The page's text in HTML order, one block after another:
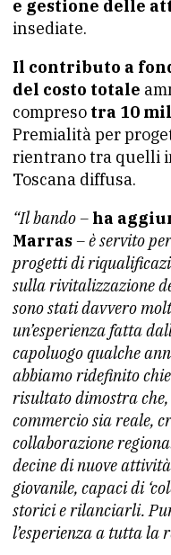
e gestione delle
insediate.
Il contributo a
del costo totale
compreso tra 10
Premialità per
rientrano tra quelli
Toscana diffusa.
“Il bando – ha
Marras– è servito
progetti di
sulla rivitalizzazione
sono stati davvero
un’esperienza fatta
capoluogo qualche
abbiamo ridefinito
risultato dimostra che,
commercio sia reale,
collaborazione
decine di nuove
giovanile, capaci di
storici e rilanciarli.
l’esperienza a tutta la